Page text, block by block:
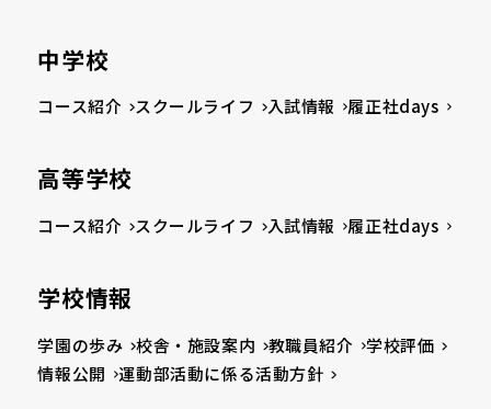
中学校
コース紹介 スクールライフ 入試情報 履正社days
高等学校
コース紹介 スクールライフ 入試情報 履正社days
学校情報
学園の歩み 校舎・施設案内 教職員紹介
学校評価
情報公開
運動部活動に係る活動方針